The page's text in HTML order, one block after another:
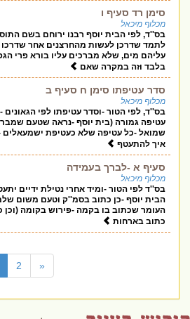
סימן רד סעיף ו
מכלוף מיכאל
בס''ד, לפי הבית יוסף רבנו ירוחם בשם
לתמד שדרכן לעשות מהחרצנים אחר
עליהם מים, שלא מברכים עליו בורא פרי
בלבד וזה במקרה שאם
סדר עטיפתו סימן ח סעיף ב
מכלוף מיכאל
בס''ד, לפי הטור -וסדר עטיפתו לפי
עטיפה גמורה (בית יוסף -נראה שטעם
שמואל -כל עטיפה שלא כעטיפת ישמעאלים
איך להתעטף
סעיף א -לברך בעמידה
מכלוף מיכאל
בס''ד לפי הטור -ומיד אחרי נטילת ידיים
הבית יוסף -כן כתוב בסמ''ק וטעם משום
העומר שכתוב בו בקמה -פירוש בקומה (וכן
כתוב בארחות
2 «